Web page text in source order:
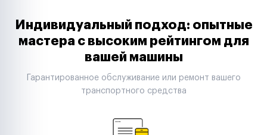
Таксопарки
Автодилеры
Строительные компании
Аренда спецтехники
Индивидуальный подход: опытные
мастера с высоким рейтингом для
вашей машины
Гарантированное обслуживание или ремонт вашего
транспортного средства